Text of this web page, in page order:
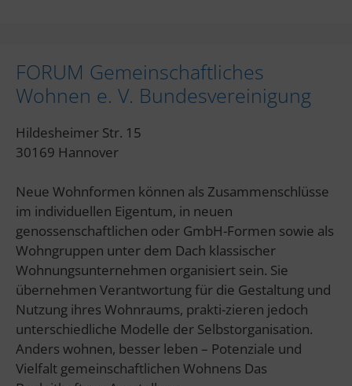
FORUM Gemeinschaftliches
Wohnen e. V. Bundesvereinigung
Hildesheimer Str. 15
30169 Hannover
Neue Wohnformen können als Zusammenschlüsse
im individuellen Eigentum, in neuen
genossenschaftlichen oder GmbH-Formen sowie als
Wohngruppen unter dem Dach klassischer
Wohnungsunternehmen organisiert sein. Sie
übernehmen Verantwortung für die Gestaltung und
Nutzung ihres Wohnraums, prakti-zieren jedoch
unterschiedliche Modelle der Selbstorganisation.
Anders wohnen, besser leben – Potenziale und
Vielfalt gemeinschaftlichen Wohnens Das